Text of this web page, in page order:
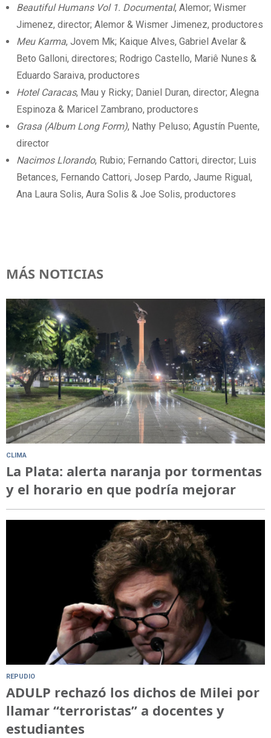
Beautiful Humans Vol 1. Documental, Alemor; Wismer
Jimenez, director; Alemor & Wismer Jimenez, productores
Meu Karma, Jovem Mk; Kaique Alves, Gabriel Avelar &
Beto Galloni, directores; Rodrigo Castello, Mariê Nunes &
Eduardo Saraiva, productores
Hotel Caracas, Mau y Ricky; Daniel Duran, director; Alegna
Espinoza & Maricel Zambrano, productores
Grasa (Album Long Form), Nathy Peluso; Agustín Puente,
director
Nacimos Llorando, Rubio; Fernando Cattori, director; Luis
Betances, Fernando Cattori, Josep Pardo, Jaume Rigual,
Ana Laura Solis, Aura Solis & Joe Solis, productores
MÁS NOTICIAS
CLIMA
La Plata: alerta naranja por tormentas
y el horario en que podría mejorar
REPUDIO
ADULP rechazó los dichos de Milei por
llamar “terroristas” a docentes y
estudiantes